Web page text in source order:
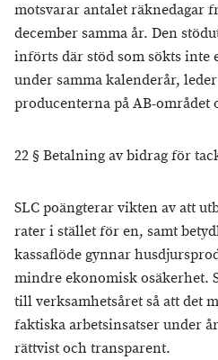
motsvarar antalet räknedagar
december samma år. Den
införts där stöd som sökts inte
under samma kalenderår,
producenterna på AB-området
22 § Betalning av bidrag för
SLC poängterar vikten av att
rater i stället för en, samt
kassaflöde gynnar
mindre ekonomisk osäkerhet.
till verksamhetsåret så att det
faktiska arbetsinsatser under
rättvist och transparent.